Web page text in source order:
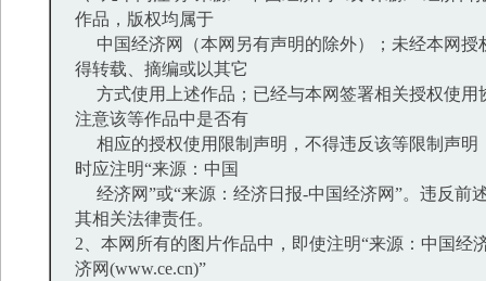
作品，版权均属于
中国经济网（本网另有声明的除外）；未经本网授
得转载、摘编或以其它
方式使用上述作品；已经与本网签署相关授权使用
注意该等作品中是否有
相应的授权使用限制声明，不得违反该等限制声明
时应注明“来源：中国
经济网”或“来源：经济日报-中国经济网”。违反前
其相关法律责任。
2、本网所有的图片作品中，即使注明“来源：中国经
济网(www.ce.cn)”